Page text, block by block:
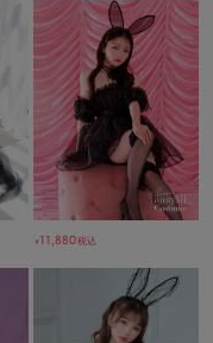
￥11,880税込